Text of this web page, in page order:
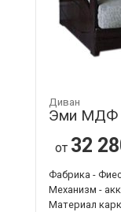
Диван
Эми МДФ
от 32
Фабрика -
Механизм -
Материал